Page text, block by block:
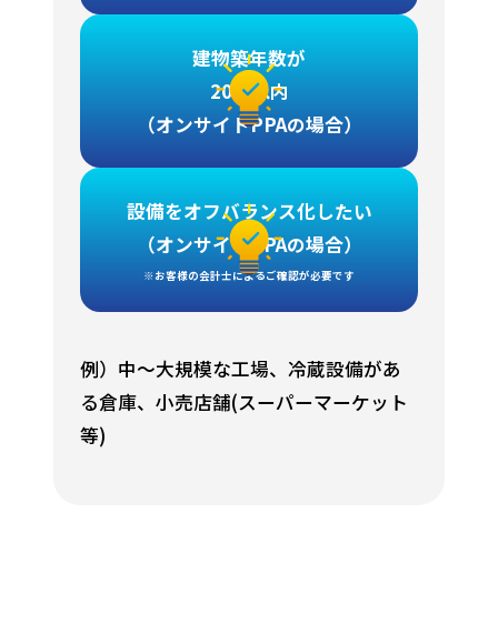
建物築年数が
20年以内
（オンサイトPPAの場合）
設備をオフバランス化したい
（オンサイトPPAの場合）
※お客様の会計士によるご確認が必要です
例）中～大規模な工場、冷蔵設備があ
る倉庫、小売店舗(スーパーマーケット
等)